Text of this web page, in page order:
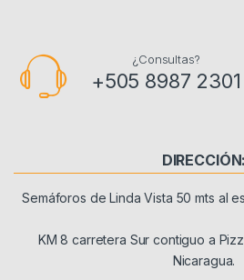
¿Consultas?
+505 8987 2301
DIRECCIÓN:
Semáforos de Linda Vista 50 mts al
KM 8 carretera Sur contiguo a
Nicaragua.